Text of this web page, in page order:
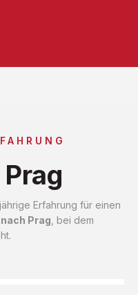
Erfahrung für einen
Prag , bei dem